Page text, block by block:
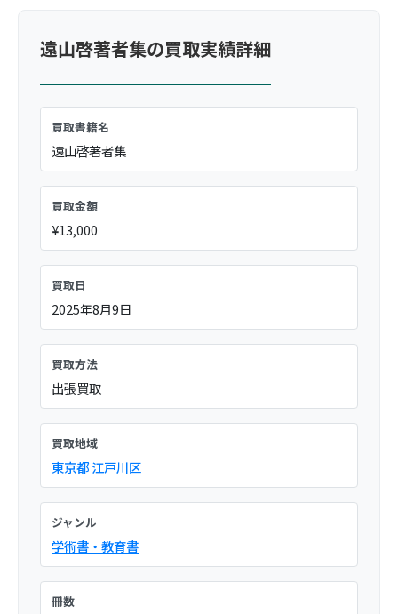
遠山啓著者集の買取実績詳細
買取書籍名
遠山啓著者集
買取金額
¥13,000
買取日
2025年8月9日
買取方法
出張買取
買取地域
東京都江戸川区
ジャンル
学術書・教育書
冊数